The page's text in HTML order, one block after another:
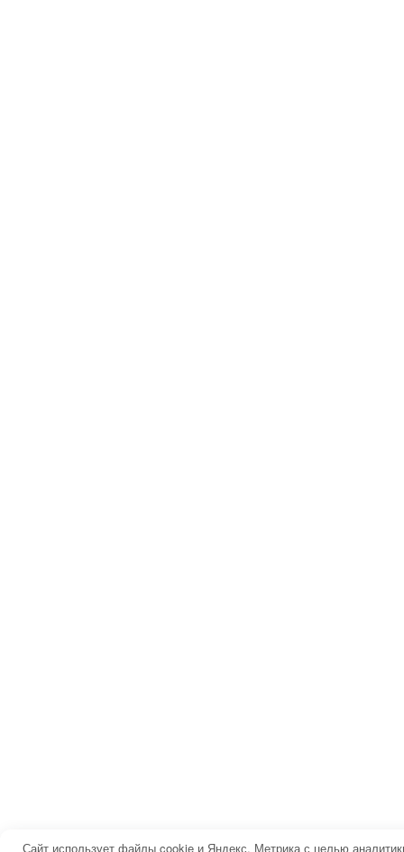
Сайт использует файлы cookie и Яндекс. Метрика с целью